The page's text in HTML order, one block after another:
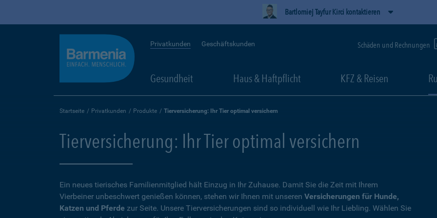
Bartlomiej Tayfur Kirci kontaktieren
Privatkunden Geschäftskunden Schäden und Rechnungen
Gesundheit Haus & Haftpflicht KFZ & Reisen
Startseite Privatkunden Produkte Tierversicherung: Ihr Tier optimal versichern
Tierversicherung: Ihr Tier optimal versichern
Ein neues tierisches Familienmitglied hält Einzug in Ihr Zuhause. Damit Sie die Zeit mit Ihrem
Vierbeiner unbeschwert genießen können, stehen wir Ihnen mit unseren Versicherungen für Hunde,
Katzen und Pferde zur Seite. Unsere Tierversicherungen sind so individuell wie Ihr Liebling. Wählen Sie